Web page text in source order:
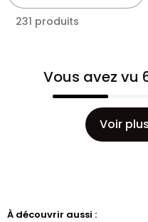
231 produits
Vous avez vu
Voir
À découvrir aussi :